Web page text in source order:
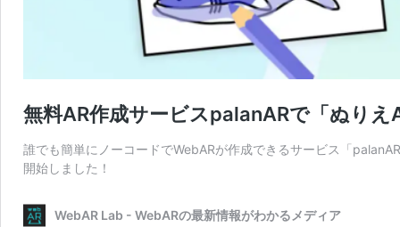
無料AR作成サービスpalanARで「ぬりえ
誰でも簡単にノーコードでWebARが作成できるサービス「
開始しました！
WebAR Lab - WebARの最新情報がわかるメディア